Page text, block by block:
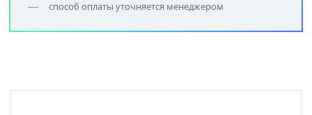
способ оплаты уточняется менеджером